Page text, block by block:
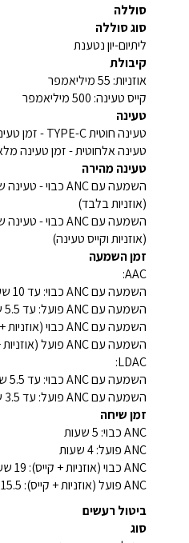
סוללה
סוג סוללה
ליתיום-יון נטענת
קיבולת
אוזניות: 55 מיליאמפר
קייס טעינה: 500 מיליאמפר
טעינה
טעינה חוטית TYPE-C - זמן טעינה מלא 70 דקות
טעינה אלחוטית - זמן טעינה מלא 120
טעינה מהירה
(אוזניות בלבד)
(אוזניות וקייס טעינה)
זמן השמעה
AAC:
השמעה עם ANC כבוי: עד 10 שעות
השמעה עם ANC פועל: עד 5.5 שעות
השמעה עם ANC כבוי (אוזניות + קייס): עד 38 שעות
השמעה עם ANC פועל (אוזניות + קייס): עד 22 שעות
LDAC:
השמעה עם ANC כבוי: עד 5.5 שעות
השמעה עם ANC פועל: עד 3.5 שעות
זמן שיחה
ANC כבוי: 5 שעות
ANC פועל: 4 שעות
ANC כבוי (אוזניות + קייס): 19 שעות
ANC פועל (אוזניות + קייס): 15.5 שעות
ביטול רעשים
סוג